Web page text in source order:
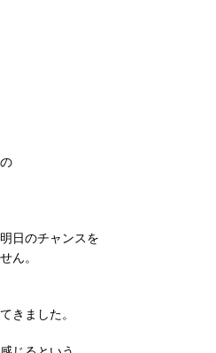
日のチャンスを
ん。
きました。